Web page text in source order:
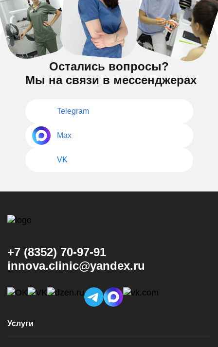
Остались вопросы?
Мы на связи в мессенджерах
Telegram
Max
VK
+7 (8352) 70-97-91
innova.clinic@yandex.ru
Услуги